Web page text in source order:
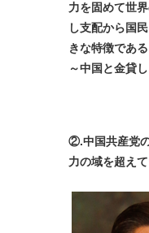
力を固めて世
し支配から国
きな特徴であ
～中国と金貸
②.中国共産党
力の域を超えて